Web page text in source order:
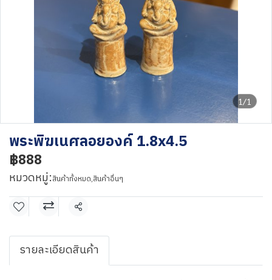
1/1
พระพิฆเนศลอยองค์ 1.8x4.5
฿888
หมวดหมู่:สินค้าทั้งหมด,สินค้าอื่นๆ
แชร์
รายละเอียดสินค้า